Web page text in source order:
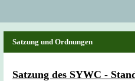
Satzung und Ordnungen
Satzung des SYWC -